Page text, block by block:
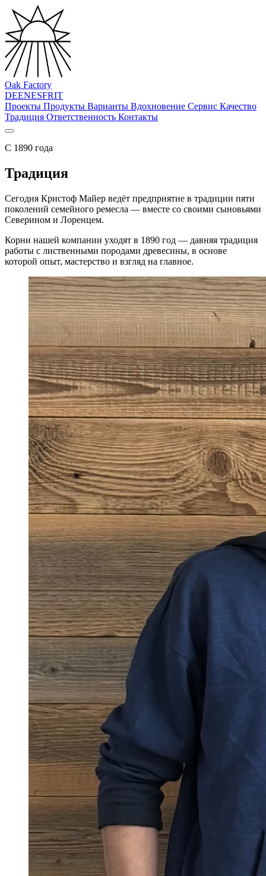
Oak Factory
DEENESFRIT
Проекты Продукты Варианты Вдохновение Сервис Качество
Традиция Ответственность Контакты
С 1890 года
Традиция
Сегодня Кристоф Майер ведёт предприятие в традиции пяти
поколений семейного ремесла — вместе со своими сыновьями
Северином и Лоренцем.
Корни нашей компании уходят в 1890 год — давняя традиция
работы с лиственными породами древесины, в основе
которой опыт, мастерство и взгляд на главное.